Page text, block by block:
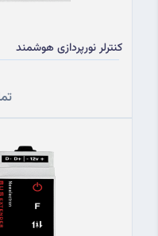
کنترلر نورپردازی هوشمند